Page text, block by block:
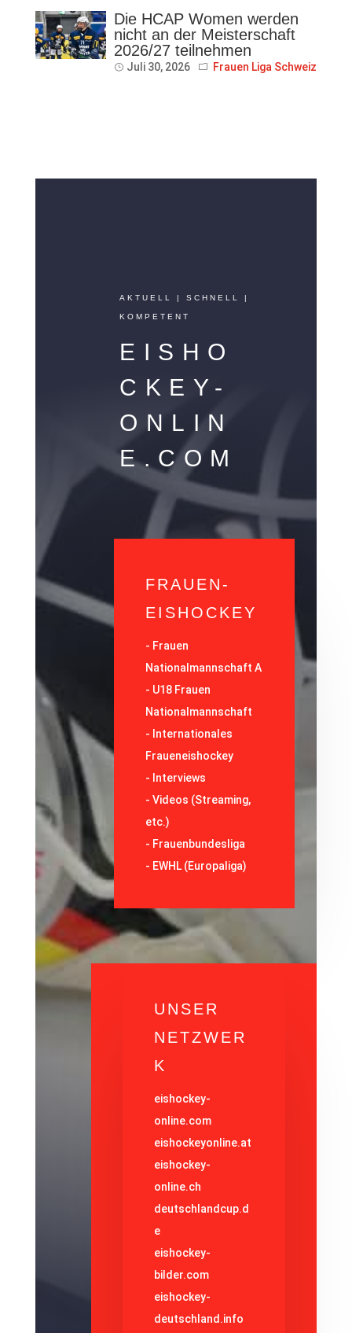
Die HCAP Women werden
nicht an der Meisterschaft
2026/27 teilnehmen
Juli 30, 2026 Frauen Liga Schweiz
AKTUELL | SCHNELL |
KOMPETENT
EISHO
CKEY-
ONLIN
E.COM
FRAUEN-
EISHOCKEY
- Frauen
Nationalmannschaft A
- U18 Frauen
Nationalmannschaft
- Internationales
Fraueneishockey
- Interviews
-Videos (Streaming,
etc.)
- Frauenbundesliga
- EWHL (Europaliga)
UNSER
NETZWER
K
eishockey-
online.com
eishockeyonline.at
eishockey-
online.ch
deutschlandcup.d
e
eishockey-
bilder.com
eishockey-
deutschland.info